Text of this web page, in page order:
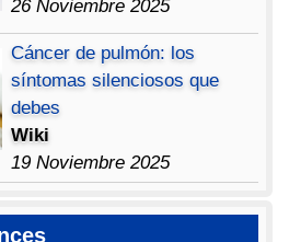
26 Noviembre 2025
Cáncer de pulmón: los
síntomas silenciosos que
debes
Wiki
19 Noviembre 2025